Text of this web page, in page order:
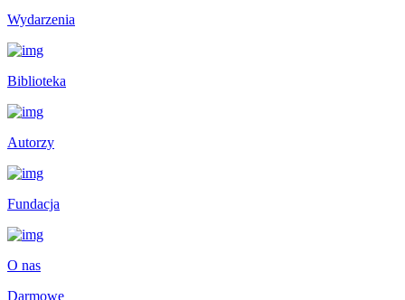
Wydarzenia
Biblioteka
Autorzy
Fundacja
O nas
Darmowe